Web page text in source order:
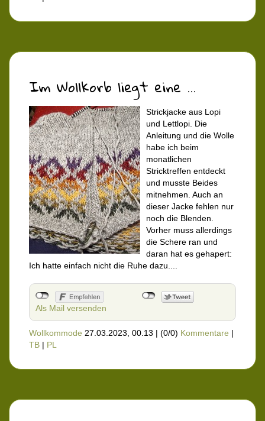
Im Wollkorb liegt eine ...
Strickjacke aus Lopi
und Lettlopi. Die
Anleitung und die Wolle
habe ich beim
monatlichen
Stricktreffen entdeckt
und musste Beides
mitnehmen. Auch an
dieser Jacke fehlen nur
noch die Blenden.
Vorher muss allerdings
die Schere ran und
daran hat es gehapert:
Ich hatte einfach nicht die Ruhe dazu....
Als Mail versenden
Wollkommode 27.03.2023, 00.13 | (0/0) Kommentare |
TB | PL